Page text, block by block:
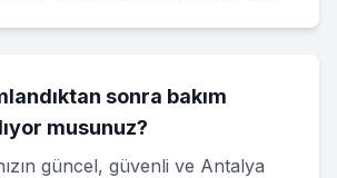
sonra bakım
musunuz?
güncel, güvenli ve Antalya